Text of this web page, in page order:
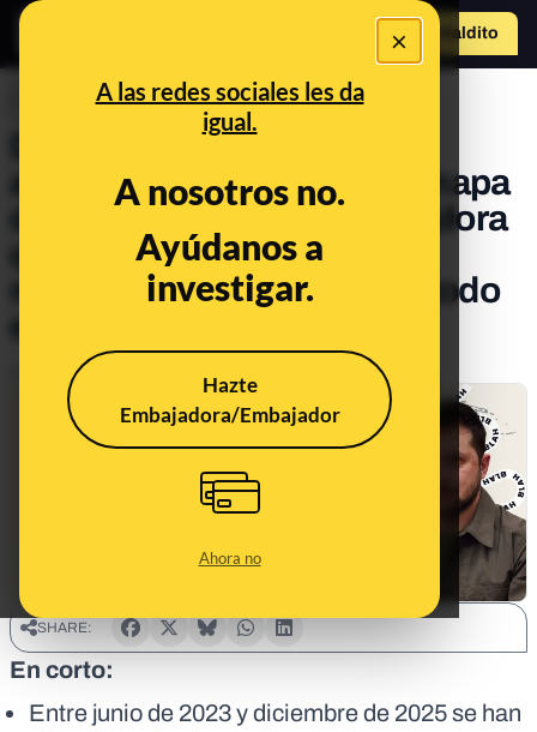
×
A las redes sociales les da
igual.
A nosotros no.
Ayúdanos a
investigar.
Hazte
Embajadora/Embajador
Ahora no
Hazte Maldito
INVESTIGACIONES
De un viñedo en Italia a un
apartamento en Dubái: el mapa
de la campaña desinformadora
que atribuye propiedades
millonarias a Zelenski por todo
el mundo
Publicado el
SHARE:
En corto:
Entre junio de 2023 y diciembre de 2025 se han